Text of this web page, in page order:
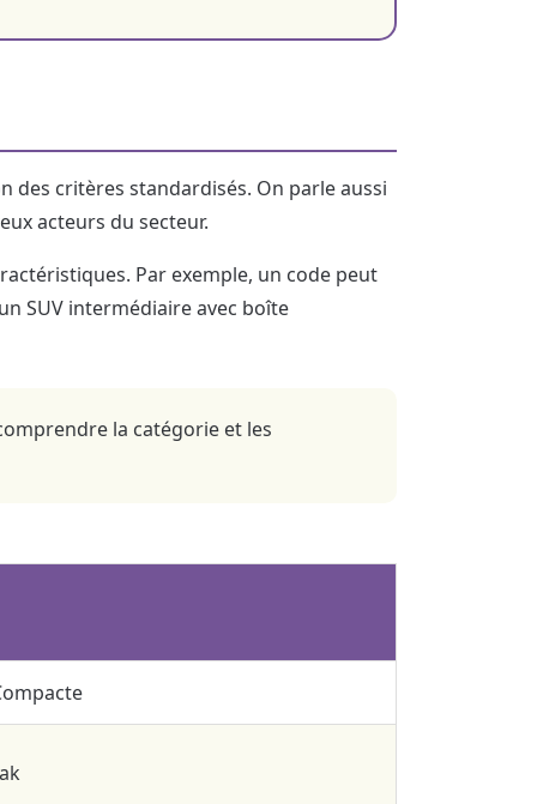
des critères standardisés. On parle aussi
acteurs du secteur.
Par exemple, un code peut
SUV intermédiaire avec boîte
la catégorie et les